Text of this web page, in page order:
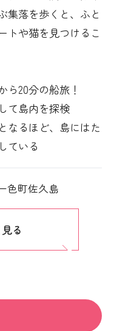
集落を歩くと、ふと
トや猫を見つけるこ
ら20分の船旅！
て島内を探検
なるほど、島にはた
ている
色町佐久島
る